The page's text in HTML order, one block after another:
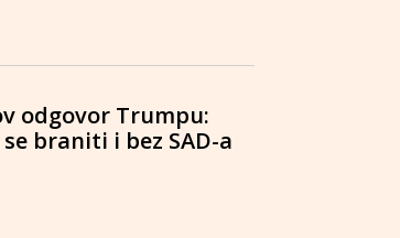
odgovor Trumpu:
braniti i bez SAD-a